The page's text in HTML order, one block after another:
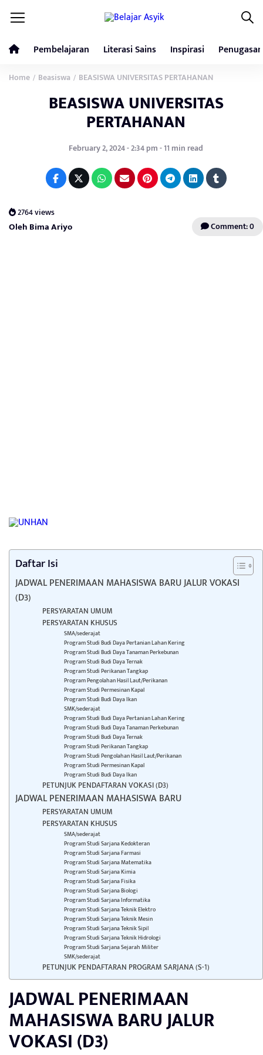
Pembelajaran Literasi Sains Inspirasi Penugasan
Home / Beasiswa / BEASISWA UNIVERSITAS PERTAHANAN
BEASISWA UNIVERSITAS
PERTAHANAN
February 2, 2024 - 2:34 pm - 11 min read
2764 views
Oleh Bima Ariyo Comment: 0
Daftar Isi
JADWAL PENERIMAAN MAHASISWA BARU JALUR VOKASI
(D3)
PERSYARATAN UMUM
PERSYARATAN KHUSUS
SMA/sederajat
Program Studi Budi Daya Pertanian Lahan Kering
Program Studi Budi Daya Tanaman Perkebunan
Program Studi Budi Daya Ternak
Program Studi Perikanan Tangkap
Program Pengolahan Hasil Laut/Perikanan
Program Studi Permesinan Kapal
Program Studi Budi Daya Ikan
SMK/sederajat
Program Studi Budi Daya Pertanian Lahan Kering
Program Studi Budi Daya Tanaman Perkebunan
Program Studi Budi Daya Ternak
Program Studi Perikanan Tangkap
Program Studi Pengolahan Hasil Laut/Perikanan
Program Studi Permesinan Kapal
Program Studi Budi Daya Ikan
PETUNJUK PENDAFTARAN VOKASI (D3)
JADWAL PENERIMAAN MAHASISWA BARU
PERSYARATAN UMUM
PERSYARATAN KHUSUS
SMA/sederajat
Program Studi Sarjana Kedokteran
Program Studi Sarjana Farmasi
Program Studi Sarjana Matematika
Program Studi Sarjana Kimia
Program Studi Sarjana Fisika
Program Studi Sarjana Biologi
Program Studi Sarjana Informatika
Program Studi Sarjana Teknik Elektro
Program Studi Sarjana Teknik Mesin
Program Studi Sarjana Teknik Sipil
Program Studi Sarjana Teknik Hidrologi
Program Studi Sarjana Sejarah Militer
SMK/sederajat
PETUNJUK PENDAFTARAN PROGRAM SARJANA (S-1)
JADWAL PENERIMAAN
MAHASISWA BARU JALUR
VOKASI (D3)